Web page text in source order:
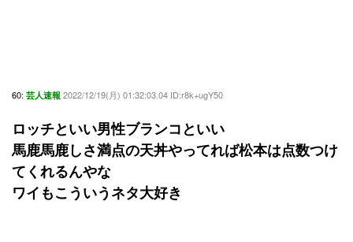
60: 芸人速報 2022/12/19(月) 01:32:03.04 ID:r8k+ugY50
ロッチといい男性ブランコといい
馬鹿馬鹿しさ満点の天丼やってれば松本は点数つけ
てくれるんやな
ワイもこういうネタ大好き